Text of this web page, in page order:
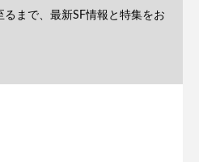
まで、最新SF情報と特集をお